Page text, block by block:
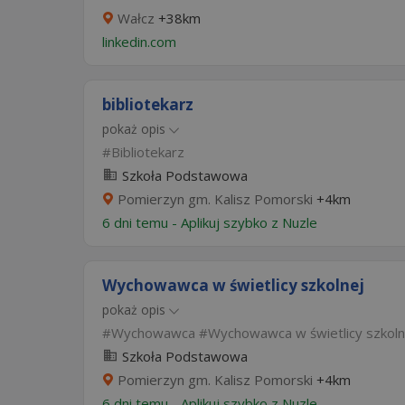
Wałcz +38km
linkedin.com
bibliotekarz
pokaż opis
Bibliotekarz
Szkoła Podstawowa
Pomierzyn gm. Kalisz Pomorski +4km
6 dni temu - Aplikuj szybko z Nuzle
Wychowawca w świetlicy szkolnej
pokaż opis
Wychowawca
Wychowawca w świetlicy
Szkoła Podstawowa
Pomierzyn gm. Kalisz Pomorski +4km